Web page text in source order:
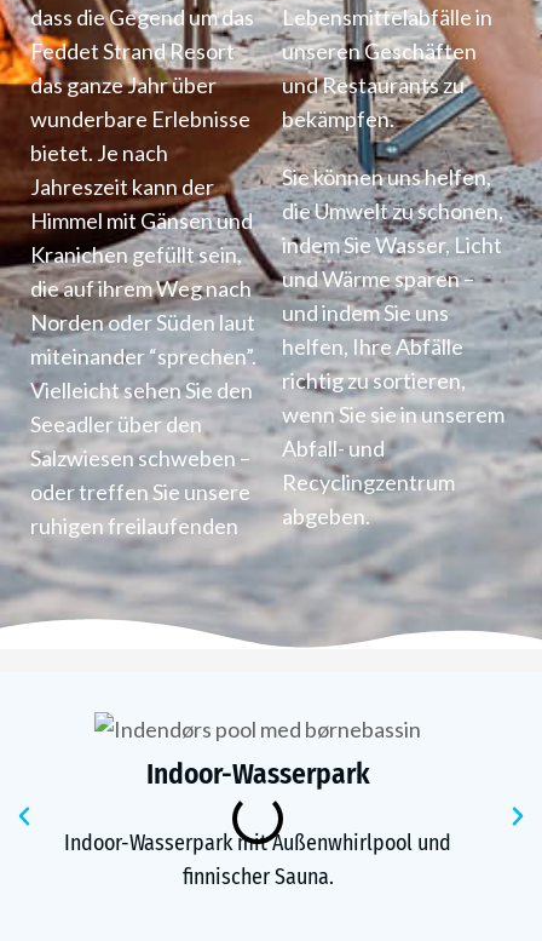
dass die Gegend um das
Feddet Strand Resort
das ganze Jahr über
wunderbare Erlebnisse
bietet. Je nach
Jahreszeit kann der
Himmel mit Gänsen und
Kranichen gefüllt sein,
die auf ihrem Weg nach
Norden oder Süden laut
miteinander “sprechen”.
Vielleicht sehen Sie den
Seeadler über den
Salzwiesen schweben–
oder treffen Sie unsere
ruhigen freilaufenden
Lebensmittelabfälle in
unseren Geschäften
und Restaurants zu
bekämpfen.
Sie können uns helfen,
die Umwelt zu schonen,
indem Sie Wasser, Licht
und Wärme sparen –
und indem Sie uns
helfen, Ihre Abfälle
richtig zu sortieren,
wenn Sie sie in unserem
Abfall- und
Recyclingzentrum
abgeben.
Indoor-Wasserpark
Indoor-Wasserpark mit Außenwhirlpool und
finnischer Sauna.